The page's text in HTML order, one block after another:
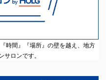
時間』『場所』の壁を越え、地方
ロンです。